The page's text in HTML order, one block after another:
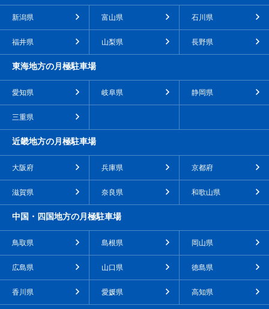
新潟県 富山県 石川県
福井県 山梨県 長野県
東海地方の月極駐車場
愛知県 岐阜県 静岡県
三重県
近畿地方の月極駐車場
大阪府 兵庫県 京都府
滋賀県 奈良県 和歌山県
中国・四国地方の月極駐車場
鳥取県 島根県 岡山県
広島県 山口県 徳島県
香川県 愛媛県 高知県